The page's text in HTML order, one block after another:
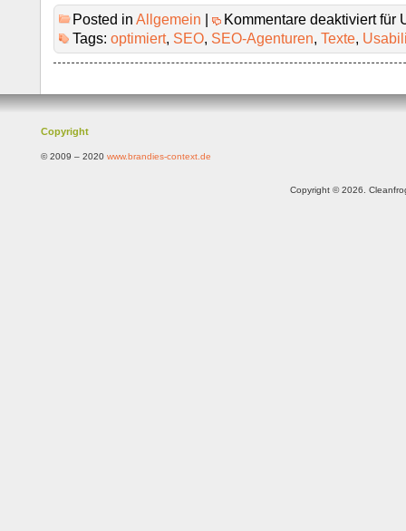
Posted in Allgemein | Kommentare deaktiviertfür
Tags: optimiert, SEO, SEO-Agenturen, Texte,
Copyright
© 2009 – 2020 www.brandies-context.de
Copyright © 2026.